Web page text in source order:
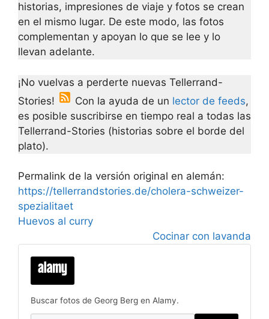
historias, impresiones de viaje y fotos se crean
en el mismo lugar. De este modo, las fotos
complementan y apoyan lo que se lee y lo
llevan adelante.
¡No vuelvas a perderte nuevas Tellerrand-
Stories!
Con la ayuda de un lector de feeds,
es posible suscribirse en tiempo real a todas las
Tellerrand-Stories (historias sobre el borde del
plato).
Permalink de la versión original en alemán:
https://tellerrandstories.de/cholera-schweizer-
spezialitaet
Huevos al curry
Cocinar con lavanda
Buscar fotos de Georg Berg en Alamy.